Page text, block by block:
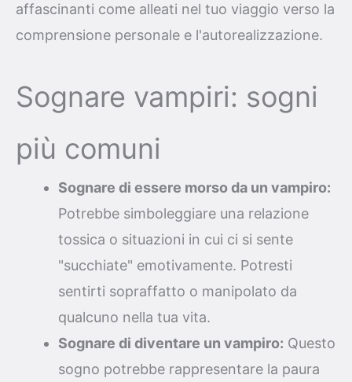
affascinanti come alleati nel tuo viaggio verso la
comprensione personale e l'autorealizzazione.
Sognare vampiri: sogni
più comuni
Sognare di essere morso da un vampiro:
Potrebbe simboleggiare una relazione
tossica o situazioni in cui ci si sente
"succhiate" emotivamente. Potresti
sentirti sopraffatto o manipolato da
qualcuno nella tua vita.
Sognare di diventare un vampiro: Questo
sogno potrebbe rappresentare la paura